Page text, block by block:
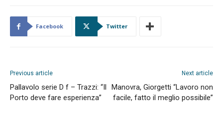
Facebook Twitter
Previous article
Pallavolo serie D f – Trazzi: “Il
Porto deve fare esperienza”
Next article
Manovra, Giorgetti “Lavoro non
facile, fatto il meglio possibile”